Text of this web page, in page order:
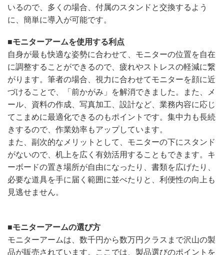
いるので、多くの場合、付属のスタンドと交換するよう
に、簡単に導入が可能です。
■モニターアームを使用する利点
自身が最も快適な姿勢に合わせて、モニターの位置を自在
に調整することができるので、疲れやストレスの軽減に繋
がります。筆者の場合、視力に合わせてモニターを顔に近
づけることで、「前かがみ」を解消できました。また、メ
ール、資料の作成、写真加工、設計など、業務内容に応じ
てこまめに最適化できるのもポイントです。集中力も長続
きするので、作業効率もアップしています。
また、副次的なメリットとして、モニターの下にスタンド
がないので、机上を広く有効活用することもできます。キ
ーボードの置き場所が自由になったり、書類を広げたり、
必要な道具を手に届く範囲に並べたりと、利便性の向上も
見逃せません。
■モニターアームの選び方
モニターアームは、数千円から数万円クラスまで沢山の製
品が販売されています。ここでは、製品選びのポイントを